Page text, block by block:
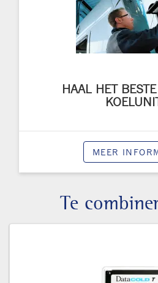
HAAL HET
MEER
Te